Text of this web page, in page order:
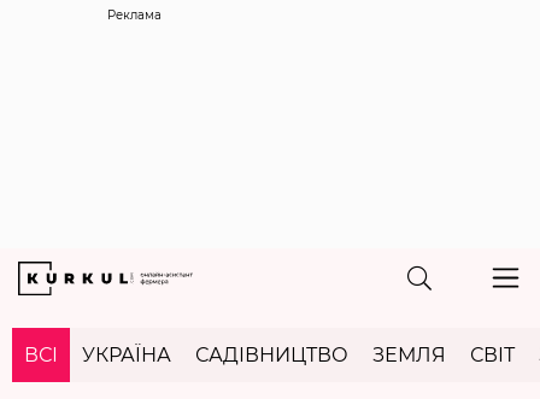
Реклама
ВСІ УКРАЇНА САДІВНИЦТВО ЗЕМЛЯ СВІТ